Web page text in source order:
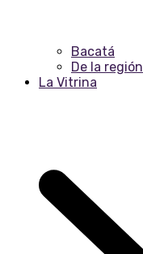
Bacatá
De la región
La Vitrina